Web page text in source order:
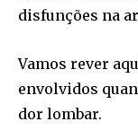
disfunções na
Vamos rever
envolvidos
dor lombar.